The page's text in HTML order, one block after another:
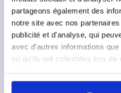
partageons également des
notre site avec nos
publicité et d'analyse, qui
avec d'autres informations
ou qu'ils ont collectées lors de
renseigne-toi
mairie ou de ta
En
tu te
sans